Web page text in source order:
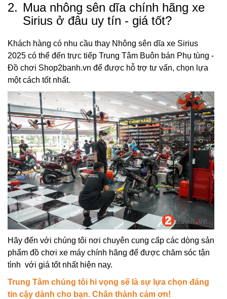
2. Mua nhông sên dĩa chính hãng xe
Sirius ở đâu uy tín - giá tốt?
Khách hàng có nhu cầu thay Nhông sên dĩa xe Sirius
2025 có thể đến trực tiếp Trung Tâm Buôn bán Phụ tùng -
Đồ chơi Shop2banh.vn để được hỗ trợ tư vấn, chọn lựa
một cách tốt nhất.
Hãy đến với chúng tôi nơi chuyên cung cấp các dòng sản
phẩm đồ chơi xe máy chính hãng để được chăm sóc tận
tình với giá tốt nhất hiện nay.
Trung Tâm chúng tôi hi vọng sẽ là sự lựa chọn đáng
tin cậy dành cho bạn. Chân thành cảm ơn!